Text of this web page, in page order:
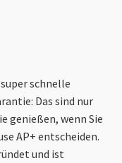
schnelle
Das sind nur
genießen, wenn Sie
AP+ entscheiden.
und ist